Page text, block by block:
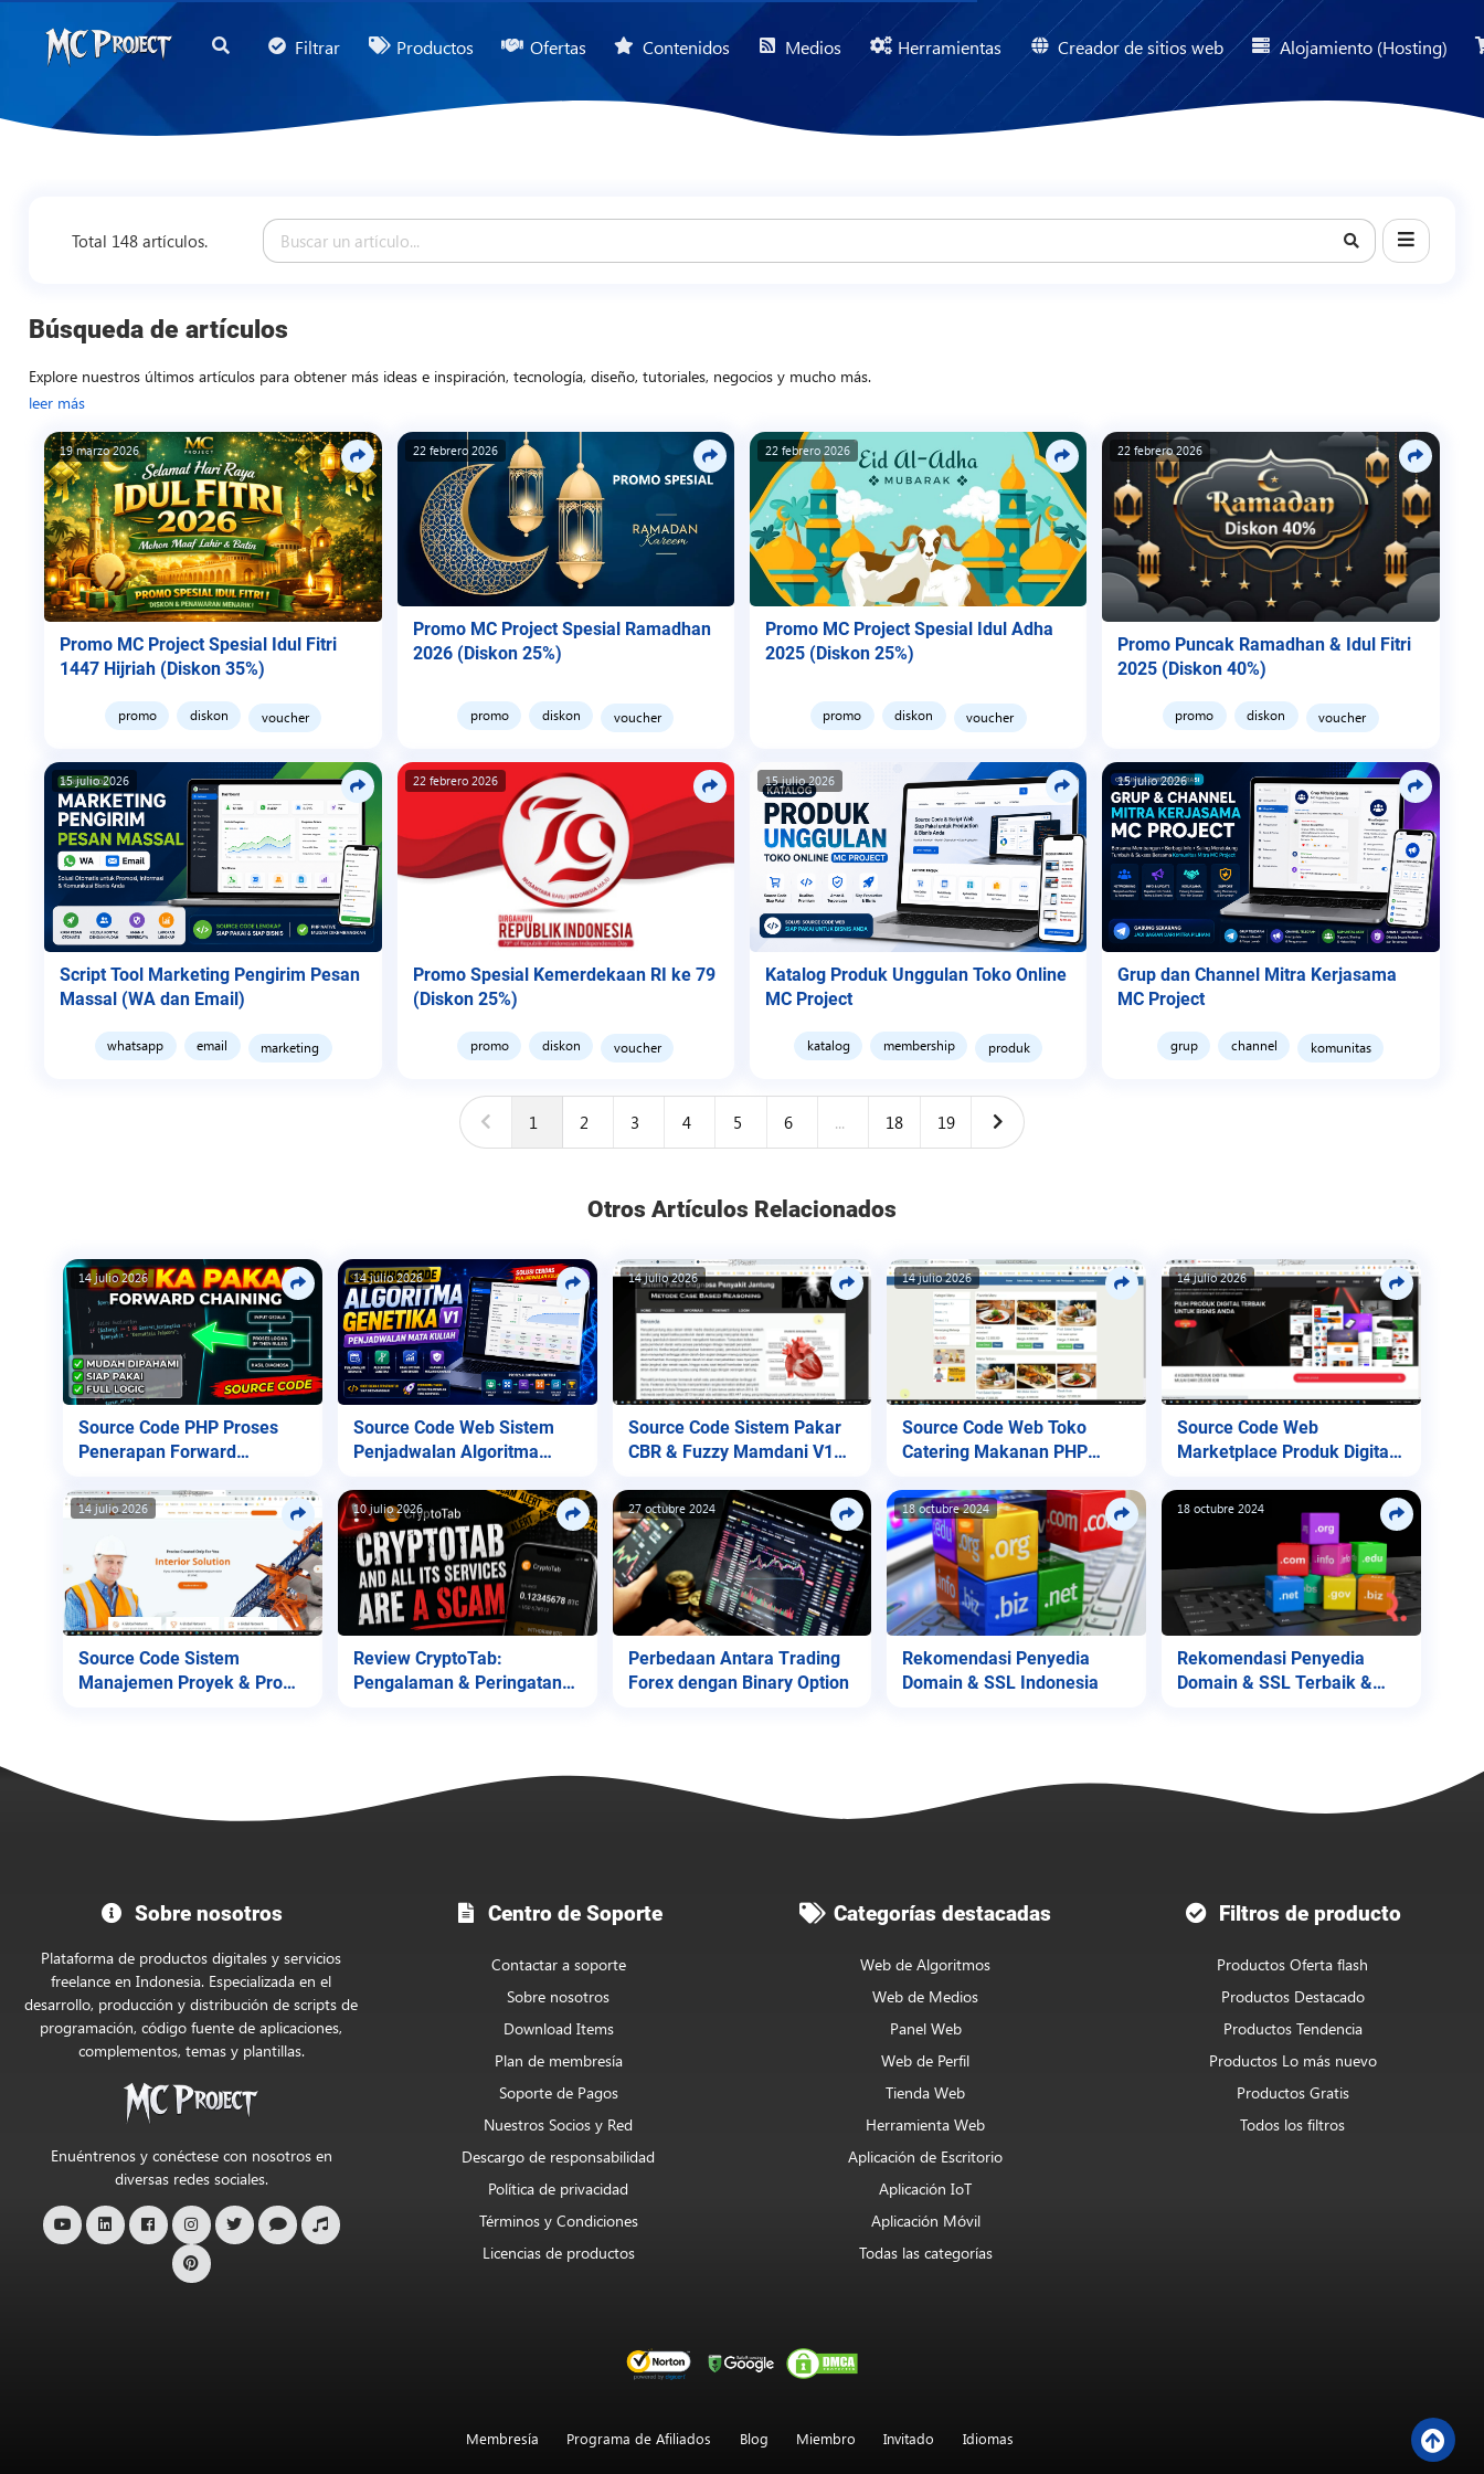
Filtrar Productos Ofertas Contenidos Medios Herramientas Creador de sitios web Alojamiento (Hosting)
Total 148 artículos.
Búsqueda de artículos
Explore nuestros últimos artículos para obtener más ideas e inspiración, tecnología, diseño, tutoriales, negocios y mucho más.
leer más
19 marzo 2026
Promo MC Project Spesial Idul Fitri
1447 Hijriah (Diskon 35%)
promo diskon voucher
22 febrero 2026
Promo MC Project Spesial Ramadhan
2026 (Diskon 25%)
promo diskon voucher
22 febrero 2026
Promo MC Project Spesial Idul Adha
2025 (Diskon 25%)
promo diskon voucher
22 febrero 2026
Promo Puncak Ramadhan & Idul Fitri
2025 (Diskon 40%)
promo diskon voucher
15 julio 2026
Script Tool Marketing Pengirim Pesan
Massal (WA dan Email)
whatsapp email marketing
22 febrero 2026
Promo Spesial Kemerdekaan RI ke 79
(Diskon 25%)
promo diskon voucher
15 julio 2026
Katalog Produk Unggulan Toko Online
MC Project
katalog membership produk
15 julio 2026
Grup dan Channel Mitra Kerjasama
MC Project
grup channel komunitas
1 2 3 4 5 6 ... 18 19
Otros Artículos Relacionados
14 julio 2026
Source Code PHP Proses
Penerapan Forward
14 julio 2026
Source Code Web Sistem
Penjadwalan Algoritma
14 julio 2026
Source Code Sistem Pakar
CBR & Fuzzy Mamdani V1
14 julio 2026
Source Code Web Toko
Catering Makanan PHP
14 julio 2026
Source Code Web
Marketplace Produk Digital
14 julio 2026
Source Code Sistem
Manajemen Proyek & Profil
10 julio 2026
Review CryptoTab:
Pengalaman & Peringatan
27 octubre 2024
Perbedaan Antara Trading
Forex dengan Binary Option
18 octubre 2024
Rekomendasi Penyedia
Domain & SSL Indonesia
18 octubre 2024
Rekomendasi Penyedia
Domain & SSL Terbaik &
Project
Store
Productos
Servicios
Freelance
Tienda
Oficial
Sobre nosotros
Plataforma de productos digitales y servicios
freelance en Indonesia. Especializada en el
desarrollo, producción y distribución de scripts de
programación, código fuente de aplicaciones,
complementos, temas y plantillas.
Enuéntrenos y conéctese con nosotros en
diversas redes sociales.
Centro de Soporte
Contactar a soporte
Sobre nosotros
Download Items
Plan de membresía
Soporte de Pagos
Nuestros Socios y Red
Descargo de responsabilidad
Política de privacidad
Términos y Condiciones
Licencias de productos
Categorías destacadas
Web de Algoritmos
Web de Medios
Panel Web
Web de Perfil
Tienda Web
Herramienta Web
Aplicación de Escritorio
Aplicación IoT
Aplicación Móvil
Todas las categorías
Filtros de producto
Productos Oferta flash
Productos Destacado
Productos Tendencia
Productos Lo más nuevo
Productos Gratis
Todos los filtros
Membresía Programa de Afiliados Blog Miembro Invitado Idiomas